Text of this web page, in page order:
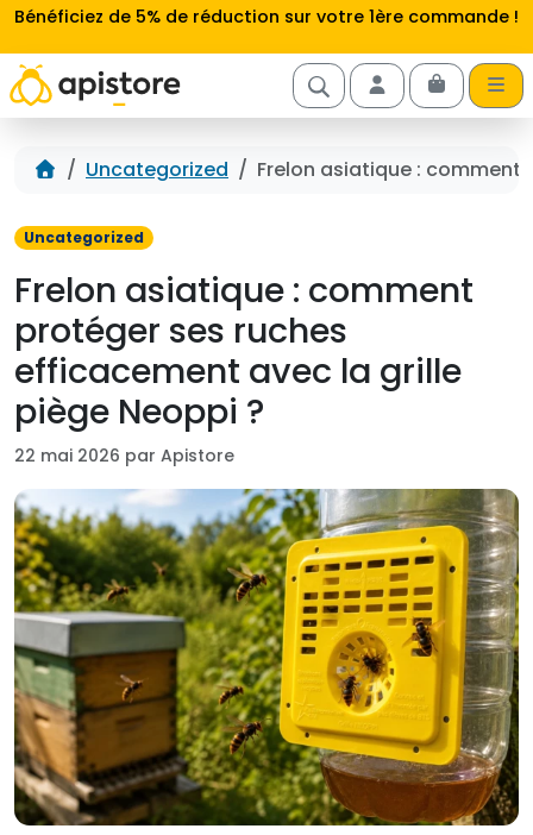
Aller au contenu
Bénéficiez de 5% de réduction sur votre 1ère commande !
Account
Cart
Accueil
Uncategorized Frelon asiatique : comment
Uncategorized
Frelon asiatique : comment
protéger ses ruches
efficacement avec la grille
piège Neoppi ?
22 mai 2026 par Apistore